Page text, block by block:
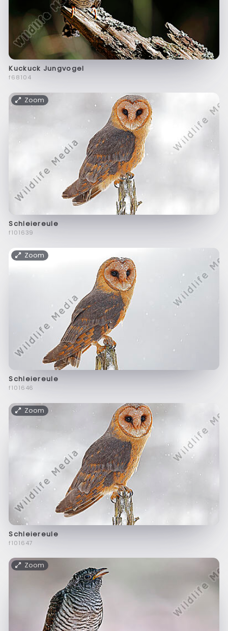
Kuckuck Jungvogel
f68104
Zoom
Schleiereule
f101639
Zoom
Schleiereule
f101646
Zoom
Schleiereule
f101647
Zoom